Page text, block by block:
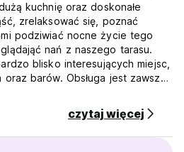
kuchnię oraz doskonałe
zrelaksować się, poznać
podziwiać nocne życie tego
nań z naszego tarasu.
blisko interesujących miejsc,
barów. Obsługa jest zawsze
doskonałym miejscem aby
się w bardzo
czytaj więcej